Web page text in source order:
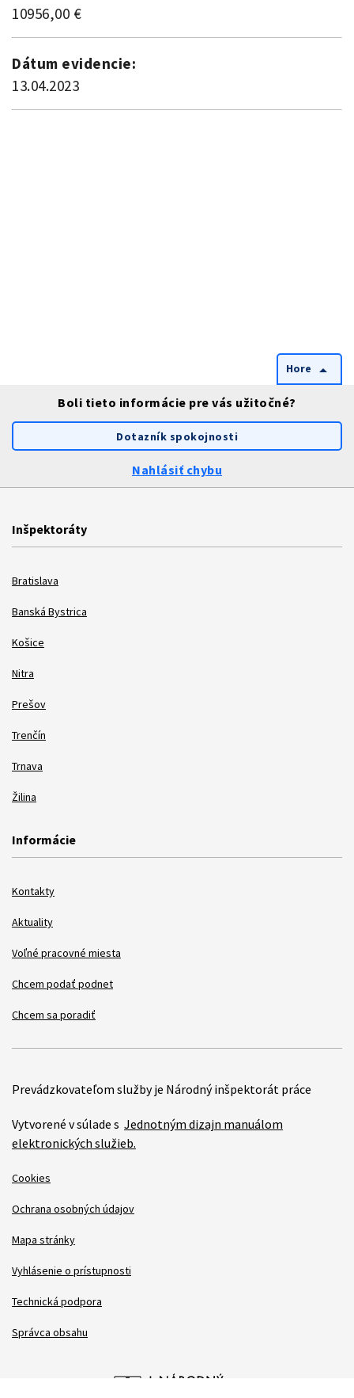
10956,00 €
Dátum evidencie:
13.04.2023
Hore arrow_drop_up
Boli tieto informácie pre vás užitočné?
Dotazník spokojnosti
Nahlásiť chybu
Inšpektoráty
Bratislava
Banská Bystrica
Košice
Nitra
Prešov
Trenčín
Trnava
Žilina
Informácie
Kontakty
Aktuality
Voľné pracovné miesta
Chcem podať podnet
Chcem sa poradiť
Prevádzkovateľom služby je Národný inšpektorát práce
Vytvorené v súlade s Jednotným dizajn manuálom
elektronických služieb.
Cookies
Ochrana osobných údajov
Mapa stránky
Vyhlásenie o prístupnosti
Technická podpora
Správca obsahu